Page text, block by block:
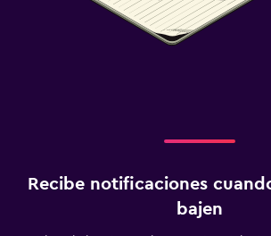
Recibe notificaciones
bajen